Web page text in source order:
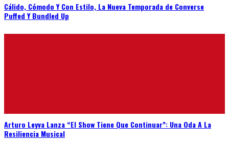
Cálido, Cómodo Y Con Estilo, La Nueva Temporada de Converse
Puffed Y Bundled Up
Arturo Leyva Lanza “El Show Tiene Que Continuar”: Una Oda A La
Resiliencia Musical